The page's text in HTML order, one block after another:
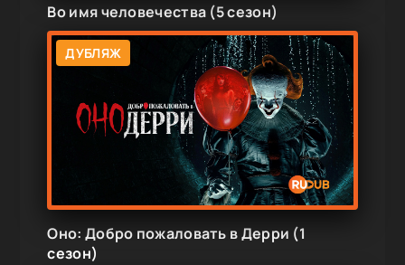
Во имя человечества (5 сезон)
ДУБЛЯЖ
Оно: Добро пожаловать в Дерри (1
сезон)